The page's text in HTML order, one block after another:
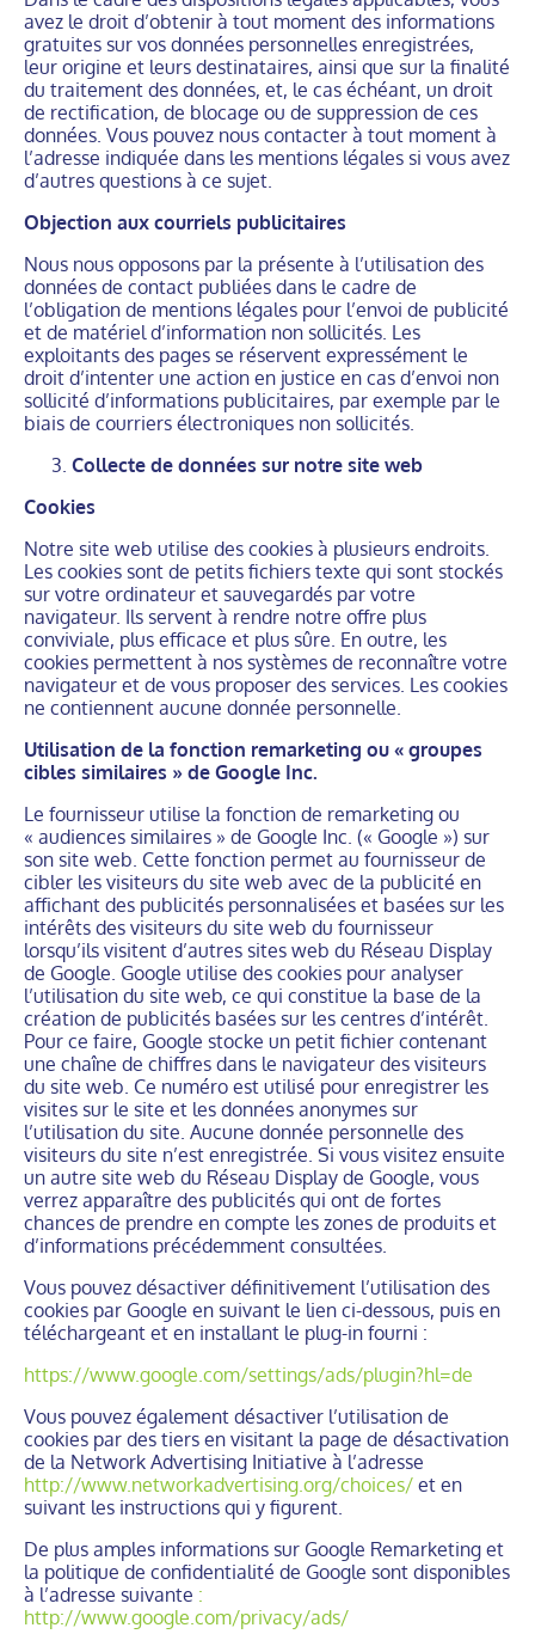
avez le droit d’obtenir à tout moment des informations
gratuites sur vos données personnelles enregistrées,
leur origine et leurs destinataires, ainsi que sur la finalité
du traitement des données, et, le cas échéant, un droit
de rectification, de blocage ou de suppression de ces
données. Vous pouvez nous contacter à tout moment à
l’adresse indiquée dans les mentions légales si vous avez
d’autres questions à ce sujet.
Objection aux courriels publicitaires
Nous nous opposons par la présente à l’utilisation des
données de contact publiées dans le cadre de
l’obligation de mentions légales pour l’envoi de publicité
et de matériel d’information non sollicités. Les
exploitants des pages se réservent expressément le
droit d’intenter une action en justice en cas d’envoi non
sollicité d’informations publicitaires, par exemple par le
biais de courriers électroniques non sollicités.
Collecte de données sur notre site web
Cookies
Notre site web utilise des cookies à plusieurs endroits.
Les cookies sont de petits fichiers texte qui sont stockés
sur votre ordinateur et sauvegardés par votre
navigateur. Ils servent à rendre notre offre plus
conviviale, plus efficace et plus sûre. En outre, les
cookies permettent à nos systèmes de reconnaître votre
navigateur et de vous proposer des services. Les cookies
ne contiennent aucune donnée personnelle.
Utilisation de la fonction remarketing ou « groupes
cibles similaires » de Google Inc.
Le fournisseur utilise la fonction de remarketing ou
« audiences similaires » de Google Inc. (« Google ») sur
son site web. Cette fonction permet au fournisseur de
cibler les visiteurs du site web avec de la publicité en
affichant des publicités personnalisées et basées sur les
intérêts des visiteurs du site web du fournisseur
lorsqu’ils visitent d’autres sites web du Réseau Display
de Google. Google utilise des cookies pour analyser
l’utilisation du site web, ce qui constitue la base de la
création de publicités basées sur les centres d’intérêt.
Pour ce faire, Google stocke un petit fichier contenant
une chaîne de chiffres dans le navigateur des visiteurs
du site web. Ce numéro est utilisé pour enregistrer les
visites sur le site et les données anonymes sur
l’utilisation du site. Aucune donnée personnelle des
visiteurs du site n’est enregistrée. Si vous visitez ensuite
un autre site web du Réseau Display de Google, vous
verrez apparaître des publicités qui ont de fortes
chances de prendre en compte les zones de produits et
d’informations précédemment consultées.
Vous pouvez désactiver définitivement l’utilisation des
cookies par Google en suivant le lien ci-dessous, puis en
téléchargeant et en installant le plug-in fourni :
https://www.google.com/settings/ads/plugin?hl=de
Vous pouvez également désactiver l’utilisation de
cookies par des tiers en visitant la page de désactivation
de la Network Advertising Initiative à l’adresse
http://www.networkadvertising.org/choices/ et en
suivant les instructions qui y figurent.
De plus amples informations sur Google Remarketing et
la politique de confidentialité de Google sont disponibles
à l’adresse suivante :
http://www.google.com/privacy/ads/